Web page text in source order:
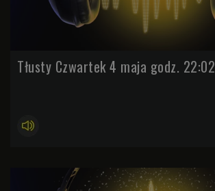
Tłusty Czwartek 4 maja godz. 22:02